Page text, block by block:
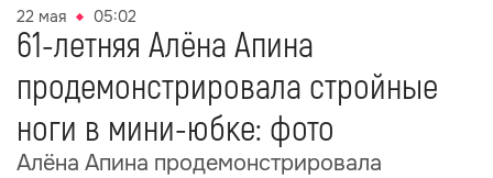
22 мая 05:02
61-летняя Алёна Апина
продемонстрировала стройные
ноги в мини-юбке: фото
Алёна Апина продемонстрировала